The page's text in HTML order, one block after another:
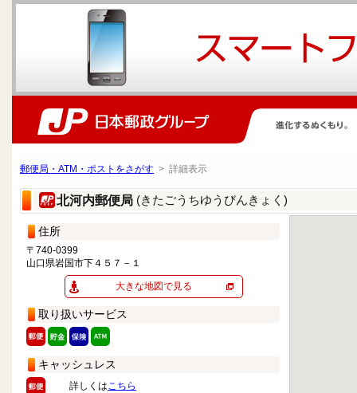
郵便局・ATM・ポストをさがす > 詳細表示
北河内郵便局 (きたごうちゆうびんきょく)
住所
〒740-0399
山口県岩国市下４５７－１
大きな地図で見る
取り扱いサービス
キャッシュレス
詳しくはこちら